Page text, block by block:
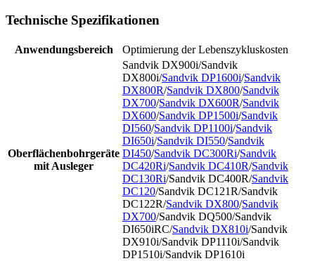
Technische Spezifikationen
Anwendungsbereich Optimierung der Lebenszykluskosten
Oberflächenbohrgeräte
mit Ausleger
Sandvik DX900i/Sandvik
DX800i/Sandvik DP1600i/Sandvik
DX800R/Sandvik DX800/Sandvik
DX700/Sandvik DX600R/Sandvik
DX600/Sandvik DP1500i/Sandvik
DI560/Sandvik DP1100i/Sandvik
DI650i/Sandvik DI550/Sandvik
DI450/Sandvik DC300Ri/Sandvik
DC420Ri/Sandvik DC410R/Sandvik
DC130Ri/Sandvik DC400R/Sandvik
DC120/Sandvik DC121R/Sandvik
DC122R/Sandvik DX800/Sandvik
DX700/Sandvik DQ500/Sandvik
DI650iRC/Sandvik DX810i/Sandvik
DX910i/Sandvik DP1110i/Sandvik
DP1510i/Sandvik DP1610i